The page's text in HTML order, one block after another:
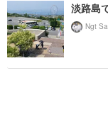
淡路島
Ngt